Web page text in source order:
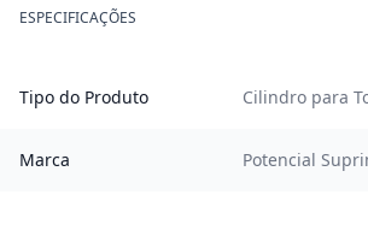
ESPECIFICAÇÕES
Tipo do Produto Cilindro para
Marca Potencial